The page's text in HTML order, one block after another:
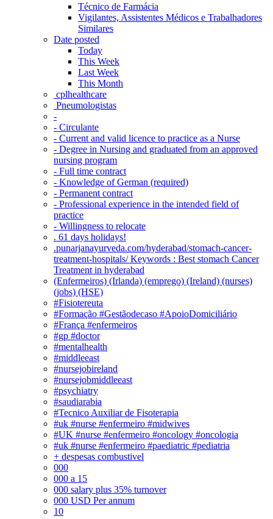
Técnico de Farmácia
Vigilantes, Assistentes Médicos e Trabalhadores
Similares
Date posted
Today
This Week
Last Week
This Month
‎ cplhealthcare‬
Pneumologistas
-
- Circulante
- Current and valid licence to practice as a Nurse
- Degree in Nursing and graduated from an approved
nursing program
- Full time contract
- Knowledge of German (required)
- Permanent contract
- Professional experience in the intended field of
practice
- Willingness to relocate
. 61 days holidays!
.punarjanayurveda.com/hyderabad/stomach-cancer-
treatment-hospitals/ Keywords : Best stomach Cancer
Treatment in hyderabad
(Enfermeiros) (Irlanda) (emprego) (Ireland) (nurses)
(jobs) (HSE)
#Fisiotereuta
#Formação #Gestãodecaso #ApoioDomiciliário
#França #enfermeiros
#gp #doctor
#mentalhealth
#middleeast
#nursejobireland
#nursejobmiddleeast
#psychiatry
#saudiarabia
#Tecnico Auxiliar de Fisoterapia
#uk #nurse #enfermeiro #midwives
#UK #nurse #enfermeiro #oncology #oncologia
#uk #nurse #enfermeiro #paediatric #pediatria
+ despesas combustivel
000
000 a 15
000 salary plus 35% turnover
000 USD Per annum
10